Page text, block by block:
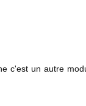
c'est un autre